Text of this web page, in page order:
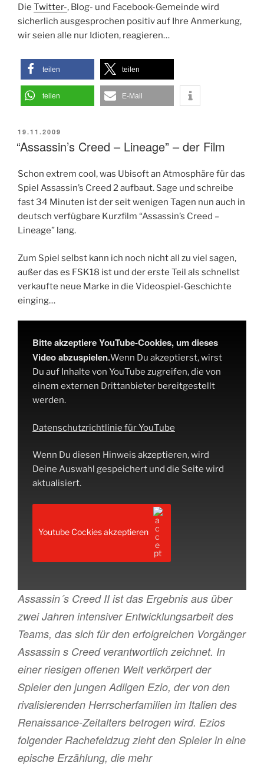
Die Twitter-, Blog- und Facebook-Gemeinde wird
sicherlich ausgesprochen positiv auf Ihre Anmerkung,
wir seien alle nur Idioten, reagieren…
teilen teilen
teilen E-Mail
VERÖFFENTLICHT
AM
19.11.2009
“Assassin’s Creed – Lineage” – der Film
Schon extrem cool, was Ubisoft an Atmosphäre für das
Spiel Assassin’s Creed 2 aufbaut. Sage und schreibe
fast 34 Minuten ist der seit wenigen Tagen nun auch in
deutsch verfügbare Kurzfilm “Assassin’s Creed –
Lineage” lang.
Zum Spiel selbst kann ich noch nicht all zu viel sagen,
außer das es FSK18 ist und der erste Teil als schnellst
verkaufte neue Marke in die Videospiel-Geschichte
einging…
Bitte akzeptiere YouTube-Cookies, um dieses
Video abzuspielen.Wenn Du akzeptierst, wirst
Du auf Inhalte von YouTube zugreifen, die von
einem externen Drittanbieter bereitgestellt
werden.
Datenschutzrichtlinie für YouTube
Wenn Du diesen Hinweis akzeptieren, wird
Deine Auswahl gespeichert und die Seite wird
aktualisiert.
Youtube Cockies akzeptieren
Assassin´s Creed II ist das Ergebnis aus über
zwei Jahren intensiver Entwicklungsarbeit des
Teams, das sich für den erfolgreichen Vorgänger
Assassin s Creed verantwortlich zeichnet. In
einer riesigen offenen Welt verkörpert der
Spieler den jungen Adligen Ezio, der von den
rivalisierenden Herrscherfamilien im Italien des
Renaissance-Zeitalters betrogen wird. Ezios
folgender Rachefeldzug zieht den Spieler in eine
epische Erzählung, die mehr